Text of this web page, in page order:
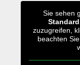
Sie sehen
Standard
zuzugreifen,
beachten